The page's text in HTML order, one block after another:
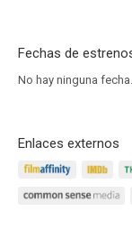
Fechas de
No hay ninguna fecha.
Enlaces externos